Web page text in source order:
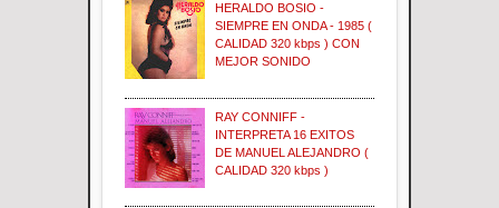
HERALDO BOSIO -
SIEMPRE EN ONDA - 1985 (
CALIDAD 320 kbps ) CON
MEJOR SONIDO
RAY CONNIFF -
INTERPRETA 16 EXITOS
DE MANUEL ALEJANDRO (
CALIDAD 320 kbps )